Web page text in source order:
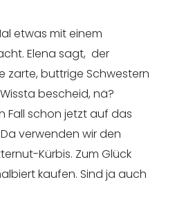
etwas mit einem
Elena sagt, der
zarte, buttrige Schwestern
bescheid, nä?
Fall schon jetzt auf das
verwenden wir den
Kürbis. Zum Glück
kaufen. Sind ja auch